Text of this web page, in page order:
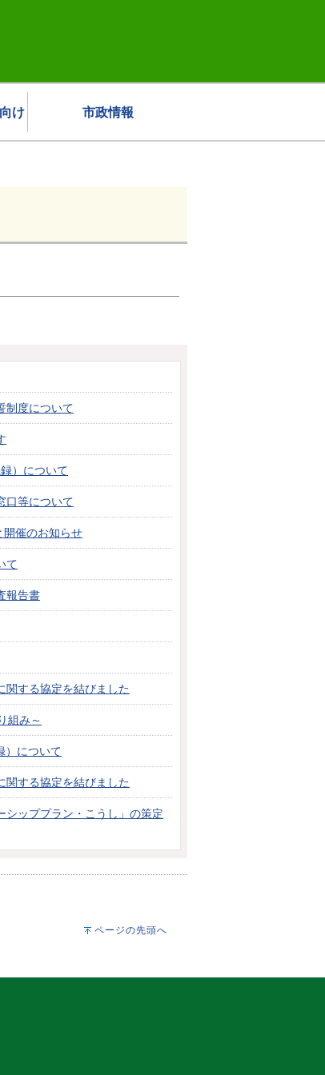
け 市政情報
制度について
）について
口等について
開催のお知らせ
て
報告書
関する協定を結びました
組み～
）について
関する協定を結びました
ッププラン・こうし」の策定
ページの先頭へ